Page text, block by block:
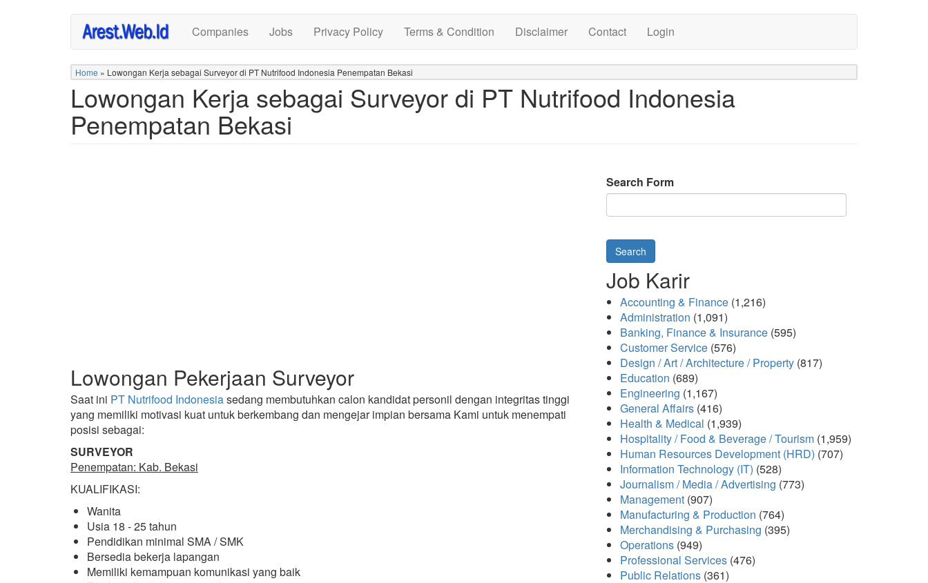
Companies Jobs Privacy Policy Terms & Condition Disclaimer Contact Login
Home » Lowongan Kerja sebagai Surveyor di PT Nutrifood Indonesia Penempatan Bekasi
Lowongan Kerja sebagai Surveyor di PT Nutrifood Indonesia
Penempatan Bekasi
Lowongan Pekerjaan Surveyor
Saat ini PT Nutrifood Indonesiasedang membutuhkan calon kandidat personil dengan integritas tinggi
yang memiliki motivasi kuat untuk berkembang dan mengejar impian bersama Kami untuk menempati
posisi sebagai:
SURVEYOR
Penempatan: Kab. Bekasi
KUALIFIKASI:
Wanita
Usia 18 - 25 tahun
Pendidikan minimal SMA / SMK
Bersedia bekerja lapangan
Memiliki kemampuan komunikasi yang baik
Search Form
Search
Job Karir
Accounting & Finance (1,216)
Administration (1,091)
Banking, Finance & Insurance (595)
Customer Service (576)
Design / Art / Architecture / Property (817)
Education (689)
Engineering (1,167)
General Affairs (416)
Health & Medical (1,939)
Hospitality / Food & Beverage / Tourism (1,959)
Human Resources Development (HRD) (707)
Information Technology (IT) (528)
Journalism / Media / Advertising (773)
Management (907)
Manufacturing & Production (764)
Merchandising & Purchasing (395)
Operations (949)
Professional Services (476)
Public Relations (361)